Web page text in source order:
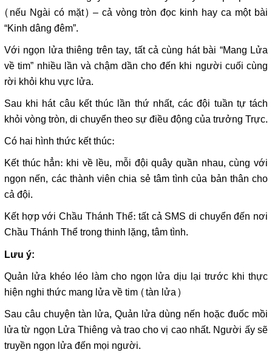
(nếu Ngài có mặt) – cả vòng tròn đọc kinh hay ca một bài
“Kinh dâng đêm”.
Với ngọn lửa thiêng trên tay, tất cả cùng hát bài “Mang Lửa
về tim” nhiều lần và chậm dần cho đến khi người cuối cùng
rời khỏi khu vực lửa.
Sau khi hát câu kết thúc lần thứ nhất, các đội tuần tự tách
khỏi vòng tròn, di chuyển theo sự điều động của trưởng Trực.
Có hai hình thức kết thúc:
Kết thúc hẳn: khi về lều, mỗi đội quây quần nhau, cùng với
ngọn nến, các thành viên chia sẻ tâm tình của bản thân cho
cả đội.
Kết hợp với Chầu Thánh Thể: tất cả SMS di chuyển đến nơi
Chầu Thánh Thể trong thinh lặng, tâm tình.
Lưu ý:
Quản lửa khéo léo làm cho ngọn lửa dịu lại trước khi thực
hiện nghi thức mang lửa về tim (tàn lửa)
Sau câu chuyện tàn lửa, Quản lửa dùng nến hoặc đuốc mồi
lửa từ ngọn Lửa Thiêng và trao cho vị cao nhất. Người ấy sẽ
truyền ngọn lửa đến mọi người.